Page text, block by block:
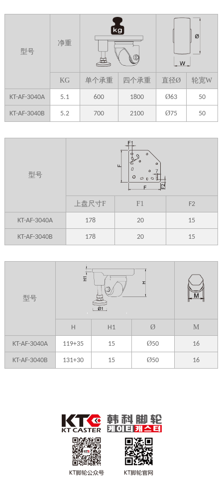
型号
净重
KG 单个承重 四个承重 直径Ø 轮宽W
KT-AF-3040A 5.1 600 1800 Ø63 50
KT-AF-3040B 5.2 700 2100 Ø75 50
型号
上盘尺寸F F1 F2
KT-AF-3040A 178 20 15
KT-AF-3040B 178 20 15
型号
H H1 Ø M
KT-AF-3040A 119+35 15 Ø50 16
KT-AF-3040B 131+30 15 Ø50 16